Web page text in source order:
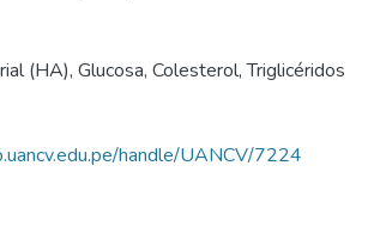
(HA), Glucosa, Colesterol,Triglicéridos
handle/UANCV/7224